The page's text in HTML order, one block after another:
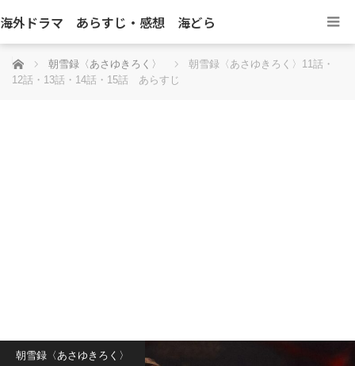
海外ドラマ あらすじ・感想 海どら
ホーム 朝雪録〈あさゆきろく〉
朝雪録〈あさゆきろく〉11話・
12話・13話・14話・15話 あらすじ
朝雪録〈あさゆきろく〉